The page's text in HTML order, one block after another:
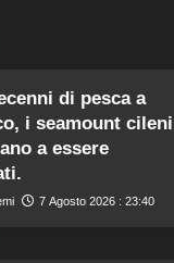
di pesca a
i seamount cileni
a essere
7 Agosto 2026 : 23:40